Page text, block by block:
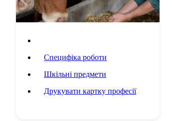
Специфіка роботи
Шкільні предмети
Друкувати картку професії